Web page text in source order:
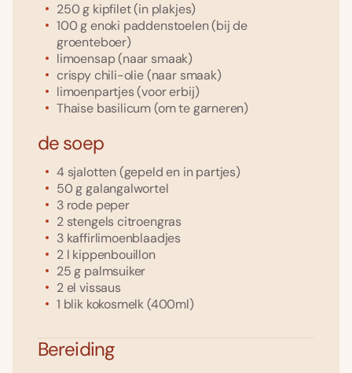
250g kipfilet(in plakjes)
100genoki paddenstoelen(bij de
groenteboer)
limoensap(naar smaak)
crispy chili-olie(naar smaak)
limoenpartjes(voor erbij)
Thaise basilicum(om te garneren)
de soep
4 sjalotten(gepeld en in partjes)
50ggalangalwortel
3 rode peper
2 stengelscitroengras
3 kaffirlimoenblaadjes
2 l kippenbouillon
25g palmsuiker
2elvissaus
1 blik kokosmelk(400ml)
Bereiding